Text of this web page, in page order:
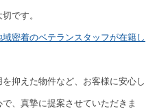
です。
密着のベテランスタッフが在籍し
抑えた物件など、お客様に安心し
、真摯に提案させていただきま